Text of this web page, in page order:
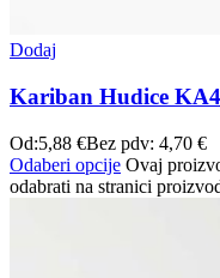
Dodaj
Kariban Hudice
Od:5,88 €Bez pdv: 4,70 €
Odaberi opcije Ovaj
odabrati na stranici